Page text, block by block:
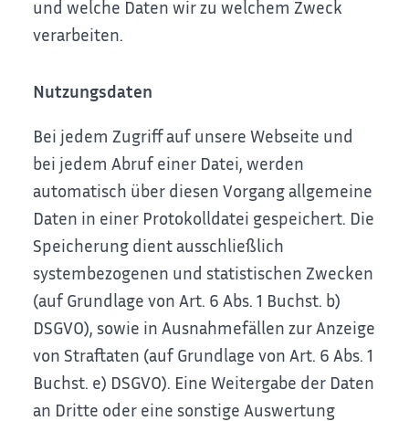
und welche Daten wir zu welchem Zweck
verarbeiten.
Nutzungsdaten
Bei jedem Zugriff auf unsere Webseite und
bei jedem Abruf einer Datei, werden
automatisch über diesen Vorgang allgemeine
Daten in einer Protokolldatei gespeichert. Die
Speicherung dient ausschließlich
systembezogenen und statistischen Zwecken
(auf Grundlage von Art. 6 Abs. 1 Buchst. b)
DSGVO), sowie in Ausnahmefällen zur Anzeige
von Straftaten (auf Grundlage von Art. 6 Abs. 1
Buchst. e) DSGVO). Eine Weitergabe der Daten
an Dritte oder eine sonstige Auswertung